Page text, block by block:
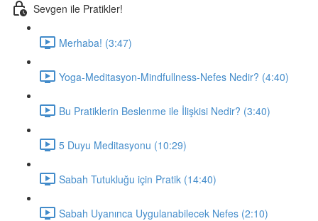
Sevgen ile Pratikler!
Merhaba! (3:47)
Yoga-Meditasyon-Mindfullness-Nefes Nedir? (4:40)
Bu Pratiklerin Beslenme ile İlişkisi Nedir? (3:40)
5 Duyu Meditasyonu (10:29)
Sabah Tutukluğu için Pratik (14:40)
Sabah Uyanınca Uygulanabilecek Nefes (2:10)